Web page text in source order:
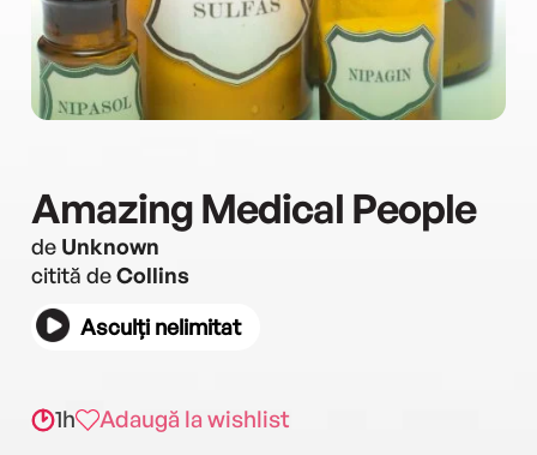
Amazing Medical People
de Unknown
citită deCollins
Asculți nelimitat
1h Adaugă la wishlist